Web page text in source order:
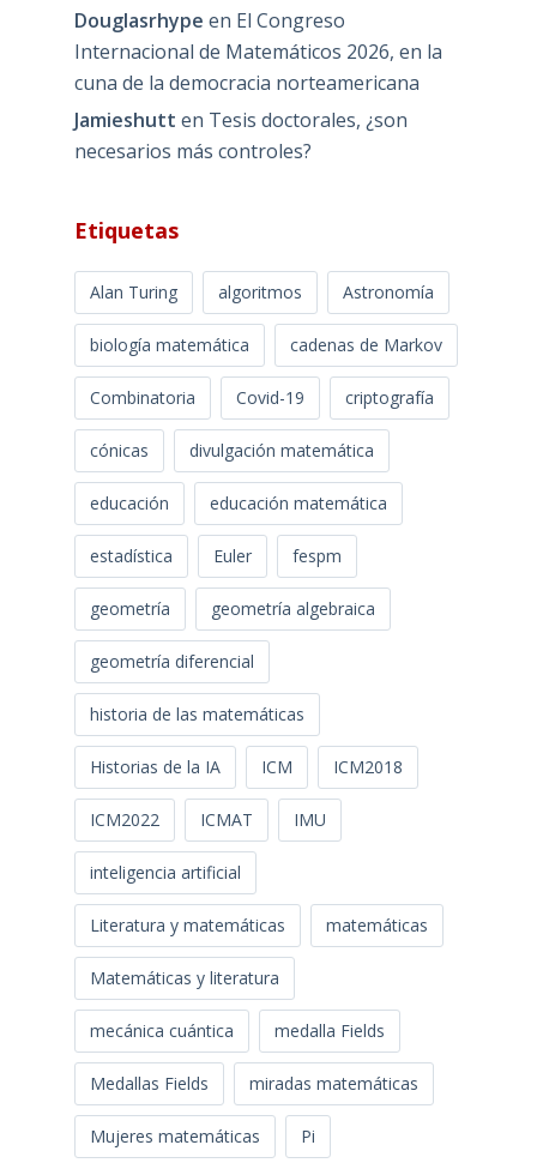
Douglasrhype en El Congreso
Internacional de Matemáticos 2026, en la
cuna de la democracia norteamericana
Jamieshutt en Tesis doctorales, ¿son
necesarios más controles?
Etiquetas
Alan Turing algoritmos Astronomía
biología matemática cadenas de Markov
Combinatoria Covid-19 criptografía
cónicas divulgación matemática
educación educación matemática
estadística Euler fespm
geometría geometría algebraica
geometría diferencial
historia de las matemáticas
Historias de la IA ICM ICM2018
ICM2022 ICMAT IMU
inteligencia artificial
Literatura y matemáticas matemáticas
Matemáticas y literatura
mecánica cuántica medalla Fields
Medallas Fields miradas matemáticas
Mujeres matemáticas Pi